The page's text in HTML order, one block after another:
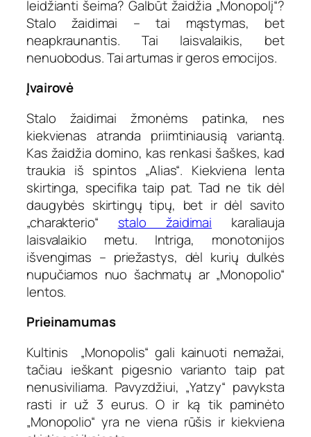
leidžianti šeima? Galbūt žaidžia „Monopolį“?
Stalo žaidimai – tai mąstymas, bet
neapkraunantis. Tai laisvalaikis, bet
nenuobodus. Tai artumas ir geros emocijos.
Įvairovė
Stalo žaidimai žmonėms patinka, nes
kiekvienas atranda priimtiniausią variantą.
Kas žaidžia domino, kas renkasi šaškes, kad
traukia iš spintos „Alias“. Kiekviena lenta
skirtinga, specifika taip pat. Tad ne tik dėl
daugybės skirtingų tipų, bet ir dėl savito
„charakterio“ stalo žaidimai karaliauja
laisvalaikio metu. Intriga, monotonijos
išvengimas – priežastys, dėl kurių dulkės
nupučiamos nuo šachmatų ar „Monopolio“
lentos.
Prieinamumas
Kultinis „Monopolis“ gali kainuoti nemažai,
tačiau ieškant pigesnio varianto taip pat
nenusiviliama. Pavyzdžiui, „Yatzy“ pavyksta
rasti ir už 3 eurus. O ir ką tik paminėto
„Monopolio“ yra ne viena rūšis ir kiekviena